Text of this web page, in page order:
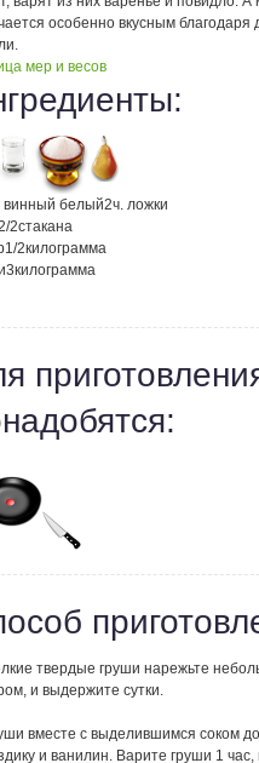
особенно вкусным
мер и весов
винный белый2ч. ложки
2стакана
1/2килограмма
3килограмма
твердые груши нарежьте
и выдержите сутки.
вместе с выделившимся соком
и ванилин. Варите груши 1